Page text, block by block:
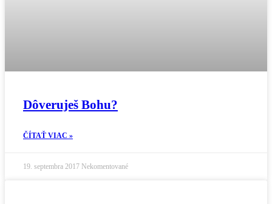
Dôveruješ Bohu?
ČÍTAŤ VIAC »
19. septembra 2017 Nekomentované